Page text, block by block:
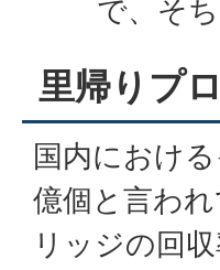
で、そ
里帰りプ
国内におけ
億個と言わ
リッジの回